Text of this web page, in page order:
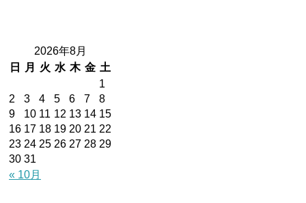
2026年8月
日
月 火 水 木 金 土
« 10月
1
2
3 4 5 6 7
8
9
10 11 12 13 14 15
16 17 18 19 20 21 22
23 24 25 26 27 28 29
30 31